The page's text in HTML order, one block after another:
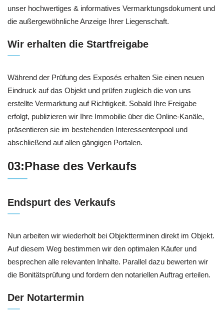
unser hochwertiges & informatives Vermarktungsdokument und
die außergewöhnliche Anzeige Ihrer Liegenschaft.
Wir erhalten die Startfreigabe
Während der Prüfung des Exposés erhalten Sie einen neuen
Eindruck auf das Objekt und prüfen zugleich die von uns
erstellte Vermarktung auf Richtigkeit. Sobald Ihre Freigabe
erfolgt, publizieren wir Ihre Immobilie über die Online-Kanäle,
präsentieren sie im bestehenden Interessentenpool und
abschließend auf allen gängigen Portalen.
03:Phase des Verkaufs
Endspurt des Verkaufs
Nun arbeiten wir wiederholt bei Objektterminen direkt im Objekt.
Auf diesem Weg bestimmen wir den optimalen Käufer und
besprechen alle relevanten Inhalte. Parallel dazu bewerten wir
die Bonitätsprüfung und fordern den notariellen Auftrag erteilen.
Der Notartermin